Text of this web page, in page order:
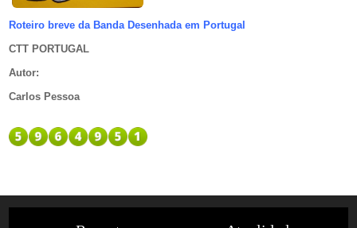
Roteiro breve da Banda Desenhada em Portugal
CTT PORTUGAL
Autor:
Carlos Pessoa